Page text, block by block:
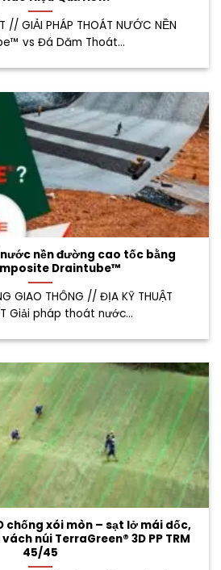
// GIẢI PHÁP THOÁT NƯỚC NỀN
vs Đá Dăm Thoát...
nền đường cao tốc bằng
Draintube™
GIAO THÔNG // ĐỊA KỸ THUẬT
Giải pháp thoát nước...
chống xói mòn – sạt lở mái dốc,
núi TerraGreen® 3D PP TRM
45/45